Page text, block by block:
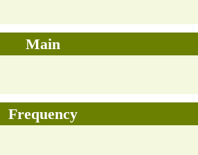
Main
Frequency